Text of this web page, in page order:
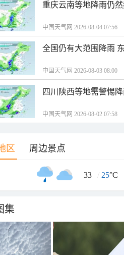
重庆云南等地降雨仍
中国天气网 2026-08-04 07:56
全国仍有大范围降雨
中国天气网 2026-08-03 08:00
四川陕西等地需警惕
中国天气网 2026-08-02 07:58
区 周边景点
33 / 25°C
集